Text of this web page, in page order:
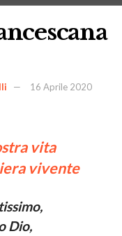
16 Aprile 2020
vita
vivente
Dio,